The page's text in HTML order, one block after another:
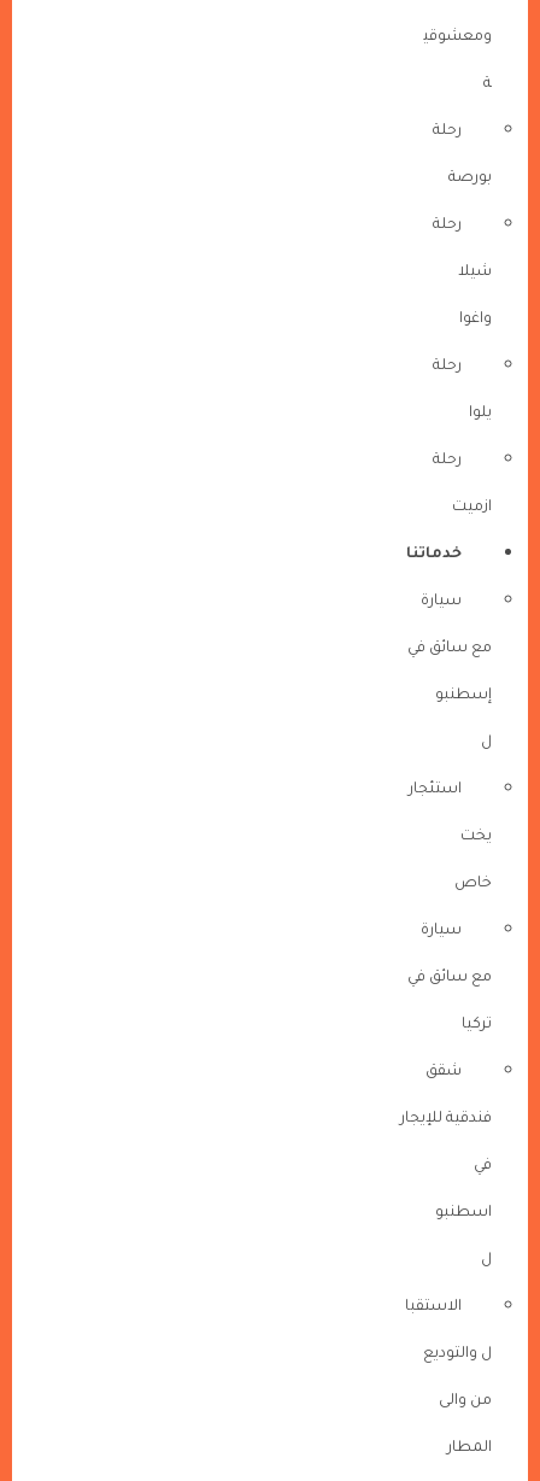
ومعشوقي
ة
رحلة
بورصة
رحلة
شيلا
واغوا
رحلة
يلوا
رحلة
ازميت
خدماتنا
سيارة
مع سائق في
إسطنبو
ل
استئجار
يخت
خاص
سيارة
مع سائق في
تركيا
شقق
فندقية للإيجار
في
اسطنبو
ل
الاستقبا
ل والتوديع
من والى
المطار